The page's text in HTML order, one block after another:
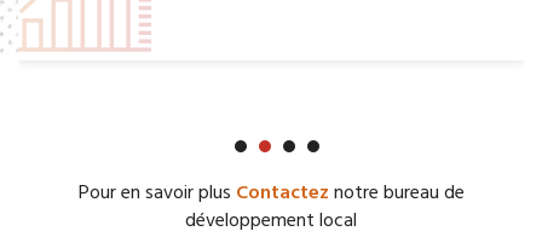
Pour en savoir plus Contacteznotre bureau de
développement local